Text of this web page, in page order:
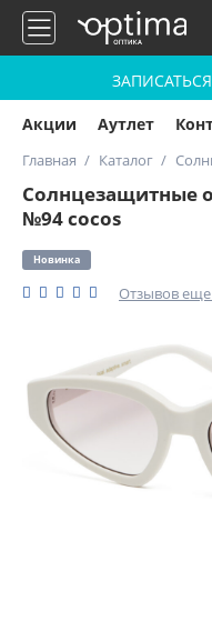
Акции Аутлет
Главная Каталог
Солнцезащитные
№94 cocos
Новинка
Отзывов еще